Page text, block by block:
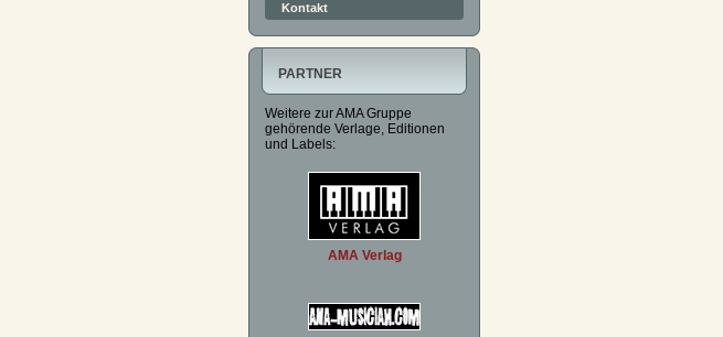
Kontakt
PARTNER
Weitere zur AMA Gruppe
gehörende Verlage, Editionen
und Labels:
AMA Verlag